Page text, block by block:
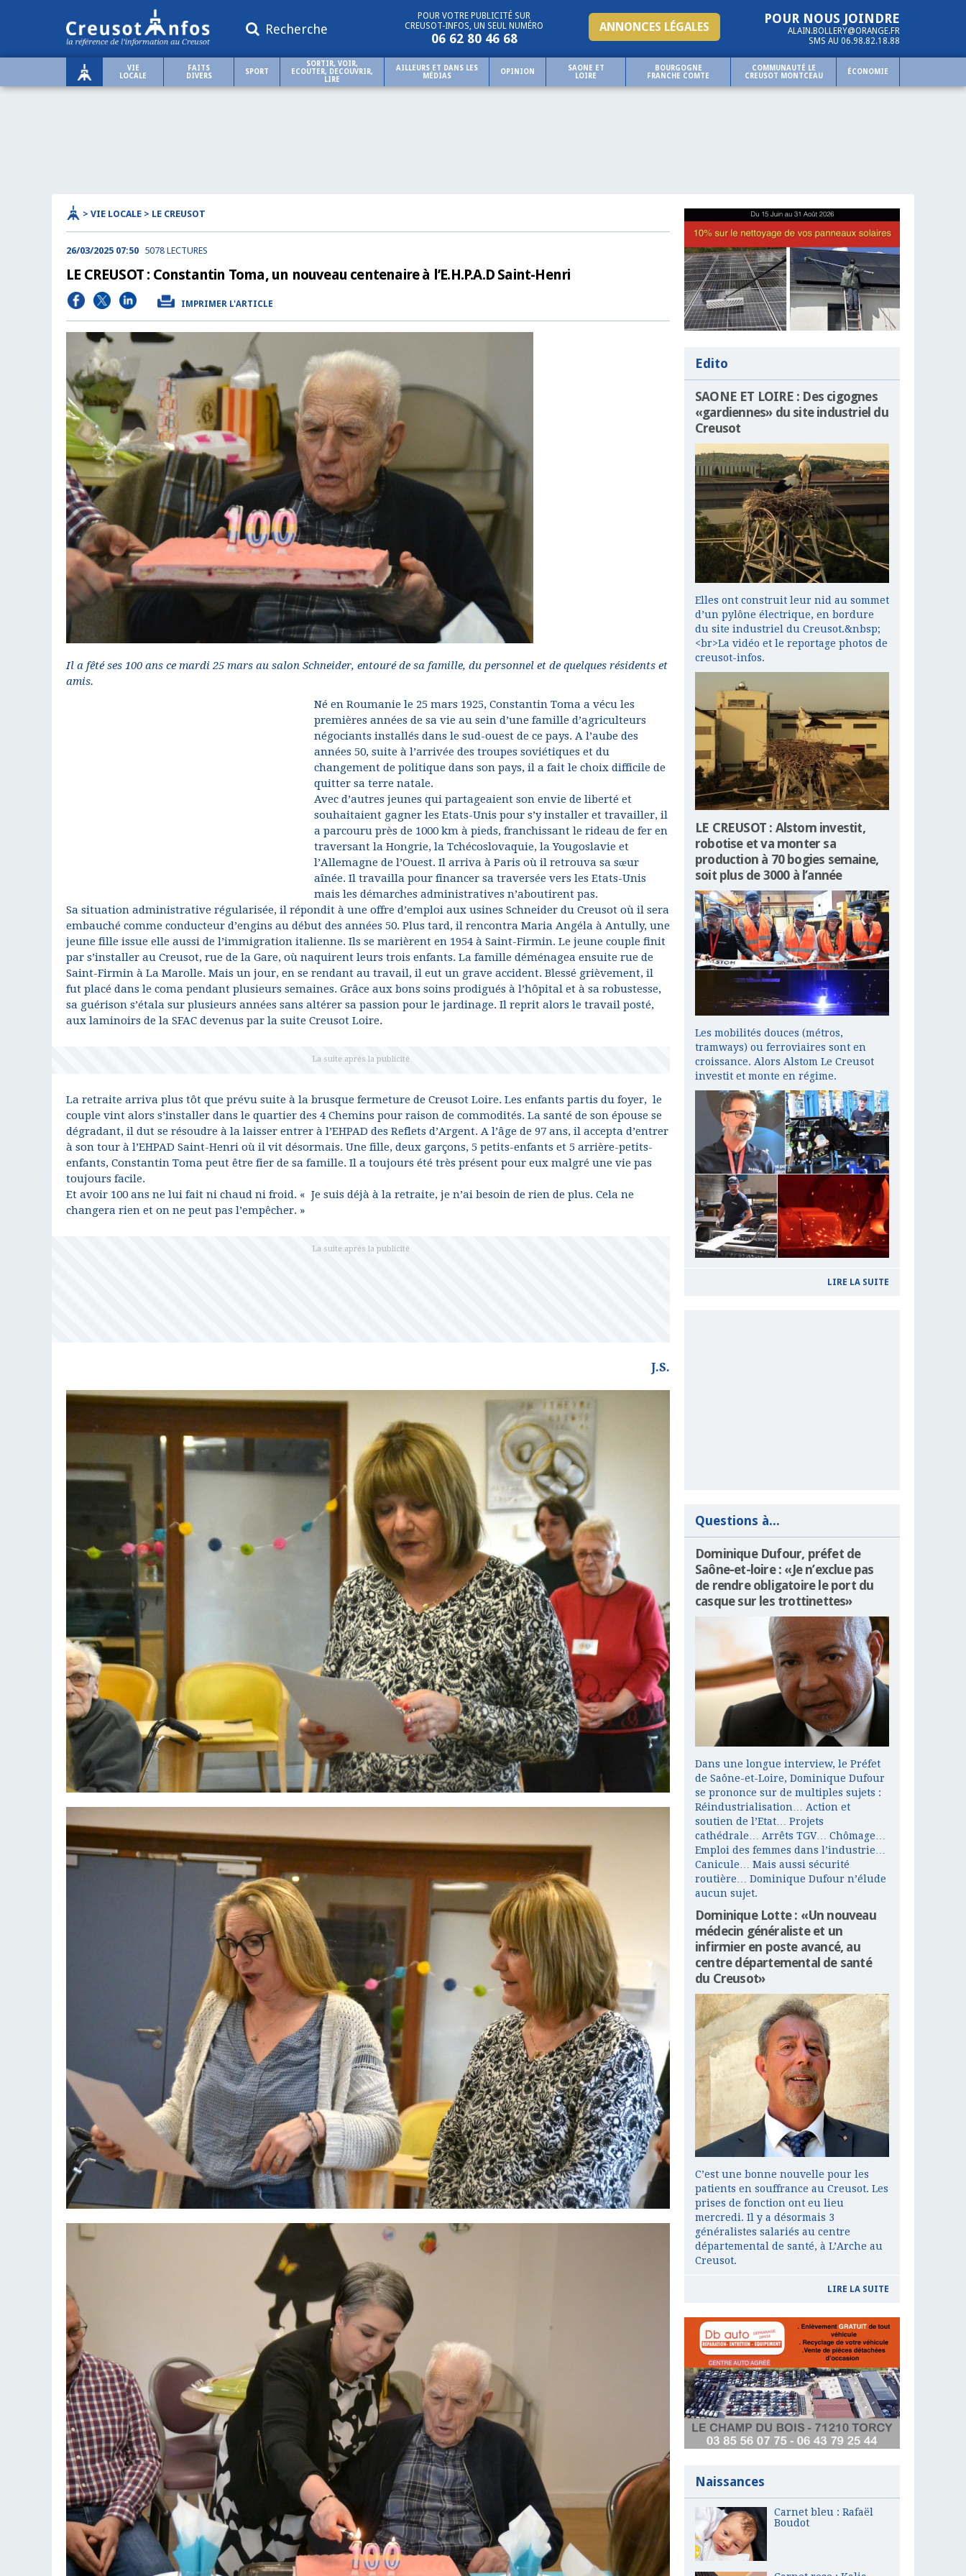
Recherche
POUR NOUS JOINDRE
ALAIN.BOLLERY@ORANGE.FR
SMS AU 06.98.82.18.88
ANNONCES LÉGALES
POUR VOTRE PUBLICITÉ SUR
CREUSOT-INFOS, UN SEUL NUMÉRO
06 62 80 46 68
VIE
LOCALE
FAITS
DIVERS
SPORT
SORTIR, VOIR,
ECOUTER, DECOUVRIR,
LIRE
AILLEURS ET DANS LES
MÉDIAS
OPINION
SAONE ET
LOIRE
BOURGOGNE
FRANCHE COMTE
COMMUNAUTÉ LE
CREUSOT MONTCEAU
ÉCONOMIE
> VIE LOCALE > LE CREUSOT
26/03/2025 07:50 5078 LECTURES
LE CREUSOT : Constantin Toma, un nouveau centenaire à l’E.H.P.A.D Saint-Henri
IMPRIMER L'ARTICLE
Il a fêté ses 100 ans ce mardi 25 mars au salon Schneider, entouré de sa famille, du personnel et de quelques résidents et
amis.
Né en Roumanie le 25 mars 1925, Constantin Toma a vécu les
premières années de sa vie au sein d’une famille d’agriculteurs
négociants installés dans le sud-ouest de ce pays. A l’aube des
années 50, suite à l’arrivée des troupes soviétiques et du
changement de politique dans son pays, il a fait le choix difficile de
quitter sa terre natale.
Avec d’autres jeunes qui partageaient son envie de liberté et
souhaitaient gagner les Etats-Unis pour s’y installer et travailler, il
a parcouru près de 1000 km à pieds, franchissant le rideau de fer en
traversant la Hongrie, la Tchécoslovaquie, la Yougoslavie et
l’Allemagne de l’Ouest. Il arriva à Paris où il retrouva sa sœur
aînée. Il travailla pour financer sa traversée vers les Etats-Unis
mais les démarches administratives n’aboutirent pas.
Sa situation administrative régularisée, il répondit à une offre d’emploi aux usines Schneider du Creusot où il sera
embauché comme conducteur d’engins au début des années 50. Plus tard, il rencontra Maria Angéla à Antully, une
jeune fille issue elle aussi de l’immigration italienne. Ils se marièrent en 1954 à Saint-Firmin. Le jeune couple finit
par s’installer au Creusot, rue de la Gare, où naquirent leurs trois enfants. La famille déménagea ensuite rue de
Saint-Firmin à La Marolle. Mais un jour, en se rendant au travail, il eut un grave accident. Blessé grièvement, il
fut placé dans le coma pendant plusieurs semaines. Grâce aux bons soins prodigués à l’hôpital et à sa robustesse,
sa guérison s’étala sur plusieurs années sans altérer sa passion pour le jardinage. Il reprit alors le travail posté,
aux laminoirs de la SFAC devenus par la suite Creusot Loire.
La retraite arriva plus tôt que prévu suite à la brusque fermeture de Creusot Loire. Les enfants partis du foyer, le
couple vint alors s’installer dans le quartier des 4 Chemins pour raison de commodités. La santé de son épouse se
dégradant, il dut se résoudre à la laisser entrer à l’EHPAD des Reflets d’Argent. A l’âge de 97 ans, il accepta d’entrer
à son tour à l’EHPAD Saint-Henri où il vit désormais. Une fille, deux garçons, 5 petits-enfants et 5 arrière-petits-
enfants, Constantin Toma peut être fier de sa famille. Il a toujours été très présent pour eux malgré une vie pas
toujours facile.
Et avoir 100 ans ne lui fait ni chaud ni froid. « Je suis déjà à la retraite, je n’ai besoin de rien de plus. Cela ne
changera rien et on ne peut pas l’empêcher. »
J.S.
Edito
SAONE ET LOIRE : Des cigognes
«gardiennes» du site industriel du
Creusot
Elles ont construit leur nid au sommet
d’un pylône électrique, en bordure
du site industriel du Creusot.&nbsp;
<br>La vidéo et le reportage photos de
creusot-infos.
LE CREUSOT : Alstom investit,
robotise et va monter sa
production à 70 bogies semaine,
soit plus de 3000 à l’année
Les mobilités douces (métros,
tramways) ou ferroviaires sont en
croissance. Alors Alstom Le Creusot
investit et monte en régime.
LIRE LA SUITE
Questions à...
Dominique Dufour, préfet de
Saône-et-loire : «Je n’exclue pas
de rendre obligatoire le port du
casque sur les trottinettes»
Dans une longue interview, le Préfet
de Saône-et-Loire, Dominique Dufour
se prononce sur de multiples sujets :
Réindustrialisation… Action et
soutien de l’Etat… Projets
cathédrale… Arrêts TGV… Chômage…
Emploi des femmes dans l’industrie…
Canicule… Mais aussi sécurité
routière… Dominique Dufour n’élude
aucun sujet.
Dominique Lotte : «Un nouveau
médecin généraliste et un
infirmier en poste avancé, au
centre départemental de santé
du Creusot»
C’est une bonne nouvelle pour les
patients en souffrance au Creusot. Les
prises de fonction ont eu lieu
mercredi. Il y a désormais 3
généralistes salariés au centre
départemental de santé, à L’Arche au
Creusot.
LIRE LA SUITE
Naissances
Carnet bleu : Rafaël
Boudot